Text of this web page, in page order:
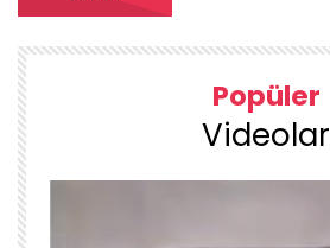
Popüler
Videolar